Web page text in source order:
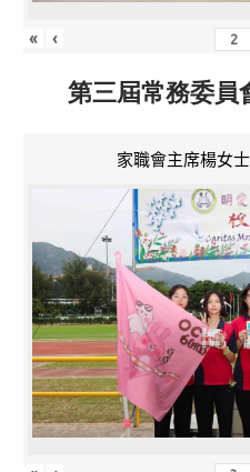
« ‹
第三屆常務委
家職會主席楊女